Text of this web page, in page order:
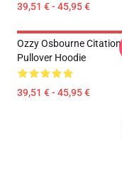
39,51 € - 45,95 €
Ozzy Osbourne Citation
Pullover Hoodie
39,51 € - 45,95 €